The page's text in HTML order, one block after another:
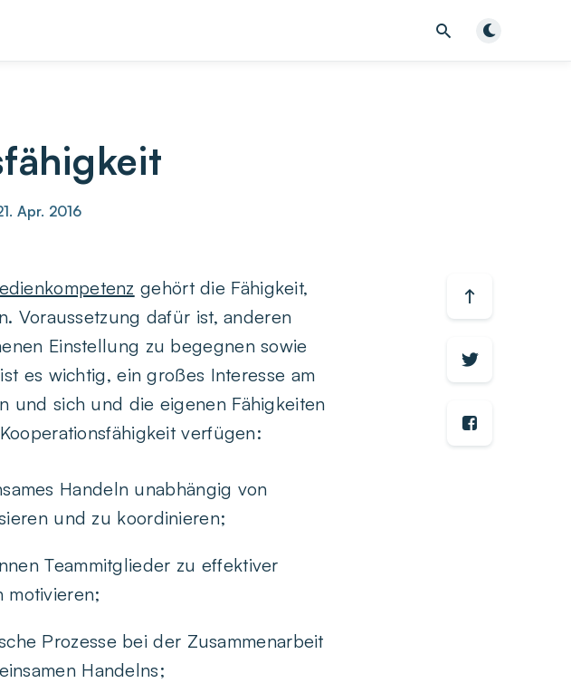
Dunklen
Apr. 2016
gehört die Fähigkeit,
Voraussetzung dafür ist, anderen
Einstellung zu begegnen sowie
es wichtig, ein großes Interesse am
und sich und die eigenen Fähigkeiten
verfügen:
Handeln unabhängig von
und zu koordinieren;
Teammitglieder zu effektiver
motivieren;
Prozesse bei der Zusammenarbeit
Handelns;